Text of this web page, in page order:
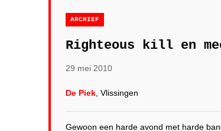
ARCHIEF
Righteous kill en
29 mei 2010
De Piek , Vlissingen
Gewoon een harde avond met harde